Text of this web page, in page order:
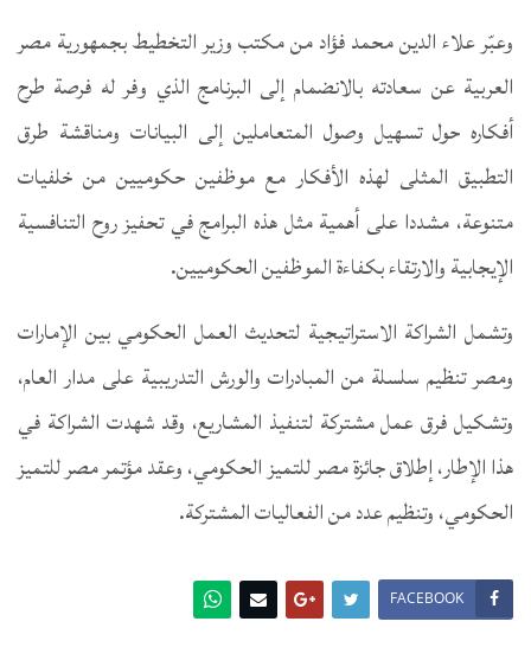
وعبّر علاء الدين محمد فؤاد من مكتب وزير التخطيط بجمهورية مصر
العربية عن سعادته بالانضمام إلى البرنامج الذي وفر له فرصة طرح
أفكاره حول تسهيل وصول المتعاملين إلى البيانات ومناقشة طرق
التطبيق المثلى لهذه الأفكار مع موظفين حكوميين من خلفيات
متنوعة، مشددا على أهمية مثل هذه البرامج في تحفيز روح التنافسية
الإيجابية والارتقاء بكفاءة الموظفين الحكوميين.
وتشمل الشراكة الاستراتيجية لتحديث العمل الحكومي بين الإمارات
ومصر تنظيم سلسلة من المبادرات والورش التدريبية على مدار العام،
وتشكيل فرق عمل مشتركة لتنفيذ المشاريع، وقد شهدت الشراكة في
هذا الإطار، إطلاق جائزة مصر للتميز الحكومي، وعقد مؤتمر مصر للتميز
الحكومي، وتنظيم عدد من الفعاليات المشتركة.
FACEBOOK